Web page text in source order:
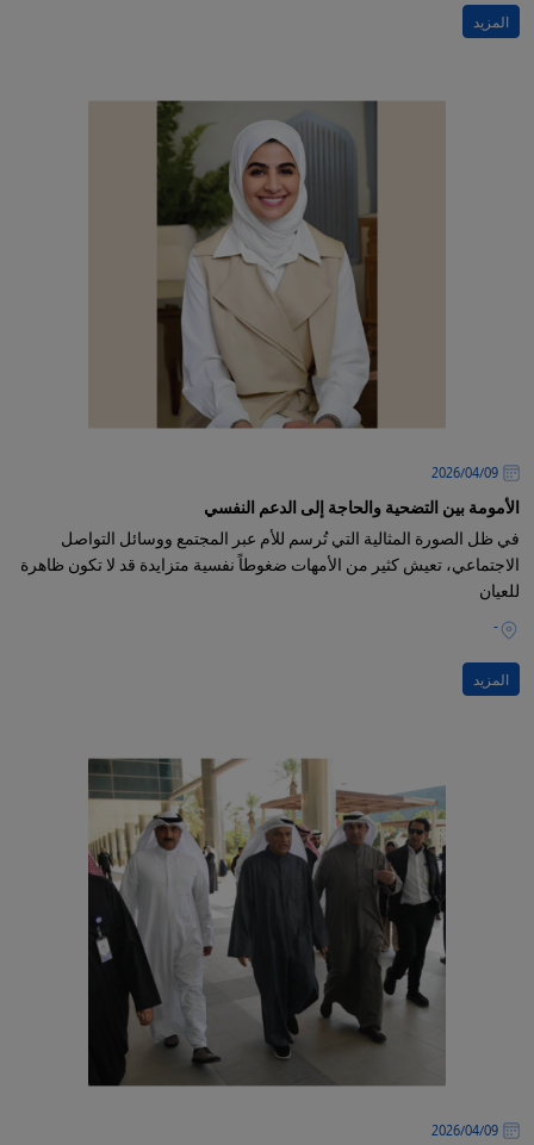
المزيد
09‏/04‏/2026
الأمومة بين التضحية والحاجة إلى الدعم النفسي
في ظل الصورة المثالية التي تُرسم للأم عبر المجتمع ووسائل التواصل
الاجتماعي، تعيش كثير من الأمهات ضغوطاً نفسية متزايدة قد لا تكون ظاهرة
للعيان
-
المزيد
09‏/04‏/2026